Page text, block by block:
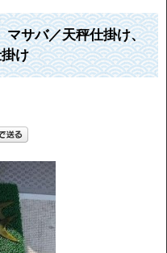
マサバ／天秤仕掛け、
け